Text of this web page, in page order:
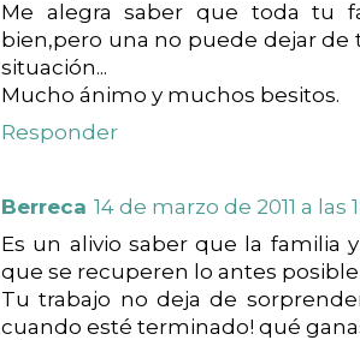
Me alegra saber que toda tu
bien,pero una no puede dejar
situación...
Mucho ánimo y muchos besitos.
Responder
Berreca 14 de marzo de 2011 a las
Es un alivio saber que la familia
que se recuperen lo antes posible
Tu trabajo no deja de
cuando esté terminado! qué